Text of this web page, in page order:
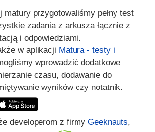
matury przygotowaliśmy pełny test
zadania z arkusza łącznie z
i odpowiedziami.
w aplikacji Matura - testy i
wprowadzić dodatkowe
czasu, dodawanie do
wyników czy notatnik.
developerom z firmy Geeknauts,